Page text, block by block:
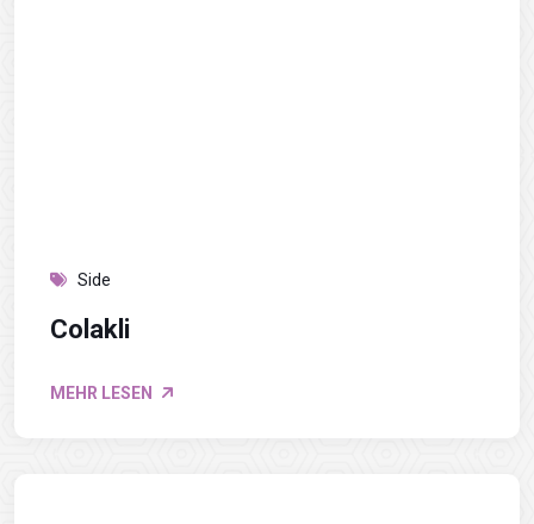
Side
Colakli
MEHR LESEN